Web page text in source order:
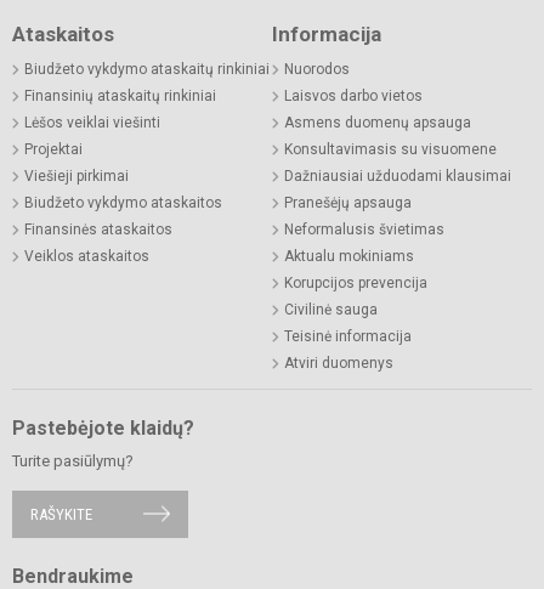
Ataskaitos
Biudžeto vykdymo ataskaitų rinkiniai
Finansinių ataskaitų rinkiniai
Lėšos veiklai viešinti
Projektai
Viešieji pirkimai
Biudžeto vykdymo ataskaitos
Finansinės ataskaitos
Veiklos ataskaitos
Informacija
Nuorodos
Laisvos darbo vietos
Asmens duomenų apsauga
Konsultavimasis su visuomene
Dažniausiai užduodami klausimai
Pranešėjų apsauga
Neformalusis švietimas
Aktualu mokiniams
Korupcijos prevencija
Civilinė sauga
Teisinė informacija
Atviri duomenys
Pastebėjote klaidų?
Turite pasiūlymų?
RAŠYKITE
Bendraukime